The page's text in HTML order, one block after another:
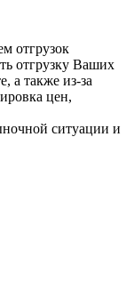
отгрузок
отгрузку Ваших
а также из-за
цен,
ситуации и